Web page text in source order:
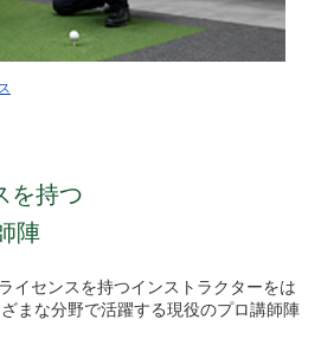
を持つ
陣
イセンスを持つインストラクターをは
まな分野で活躍する現役のプロ講師陣